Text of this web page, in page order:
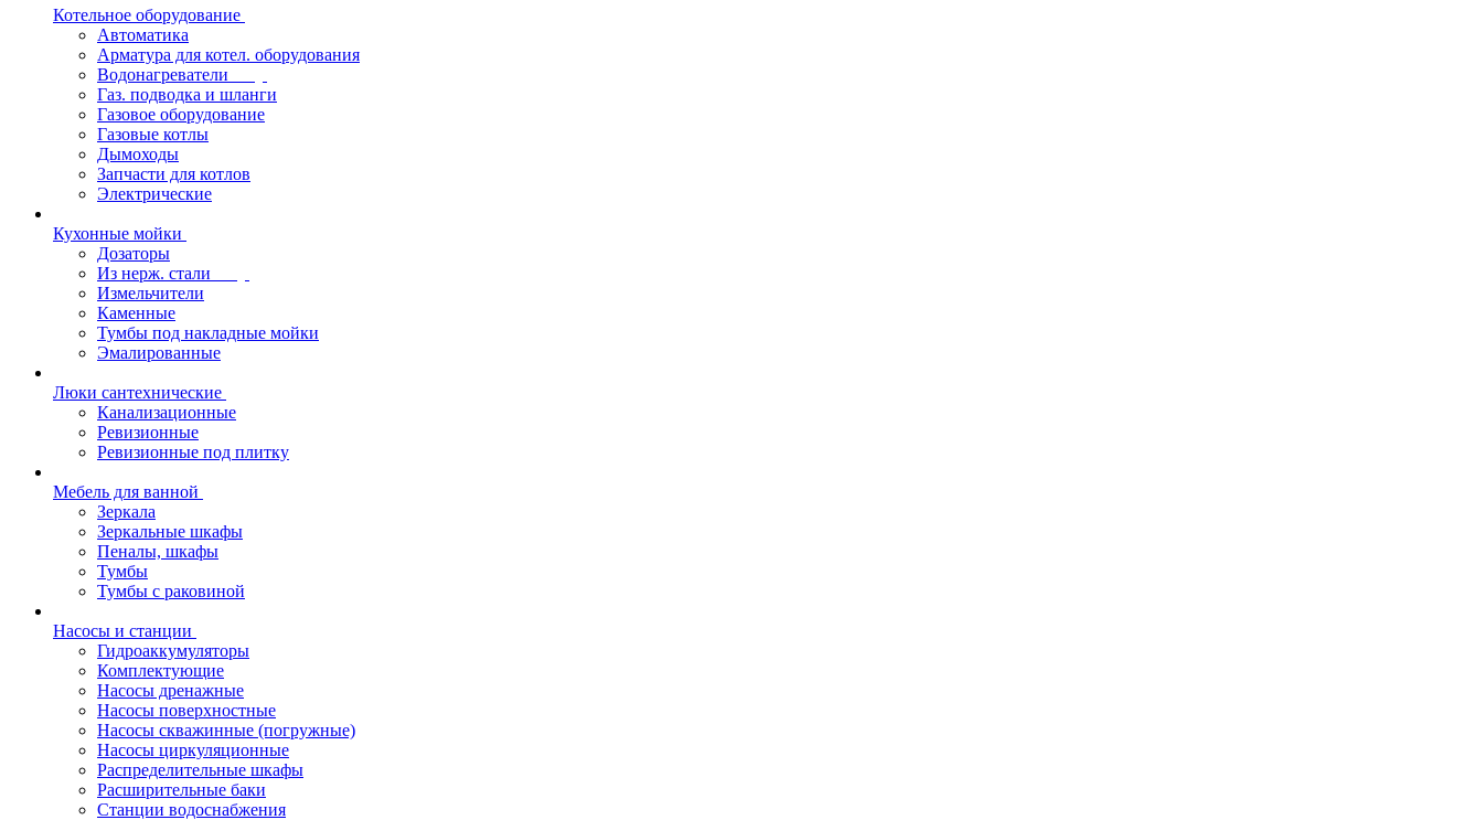
Котельное оборудование
Автоматика
Арматура для котел. оборудования
Водонагреватели
Газ. подводка и шланги
Газовое оборудование
Газовые котлы
Дымоходы
Запчасти для котлов
Электрические
Кухонные мойки
Дозаторы
Из нерж. стали
Измельчители
Каменные
Тумбы под накладные мойки
Эмалированные
Люки сантехнические
Канализационные
Ревизионные
Ревизионные под плитку
Мебель для ванной
Зеркала
Зеркальные шкафы
Пеналы, шкафы
Тумбы
Тумбы с раковиной
Насосы и станции
Гидроаккумуляторы
Комплектующие
Насосы дренажные
Насосы поверхностные
Насосы скважинные (погружные)
Насосы циркуляционные
Распределительные шкафы
Расширительные баки
Станции водоснабжения